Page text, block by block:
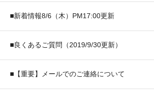
■新着情報8/6（木）PM17:00更新
■良くあるご質問（2019/9/30更新）
■【重要】メールでのご連絡について